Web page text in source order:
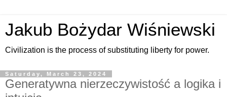
Jakub Bożydar Wiśniewski
Civilization is the process of substituting liberty for power.
Saturday, March 23, 2024
Generatywna nierzeczywistość a logika i